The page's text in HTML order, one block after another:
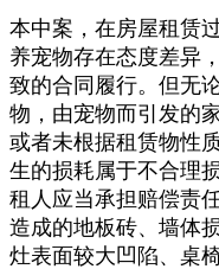
本中案，在房屋租赁
养宠物存在态度差异
致的合同履行。但无
物，由宠物而引发的
或者未根据租赁物性
生的损耗属于不合理
租人应当承担赔偿责
造成的地板砖、墙体
灶表面较大凹陷、桌